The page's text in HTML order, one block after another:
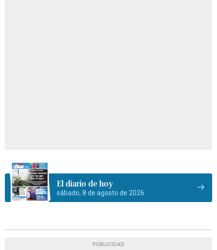
El diario de hoy
sábado, 8 de agosto de 2026
PUBLICIDAD